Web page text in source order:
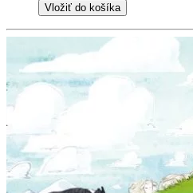
Vložiť do košíka